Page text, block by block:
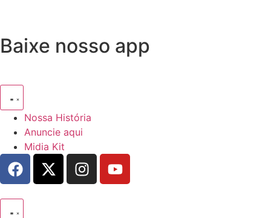
Baixe nosso app
Nossa História
Anuncie aqui
Midia Kit